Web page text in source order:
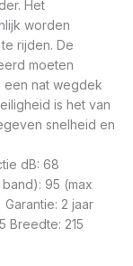
Het
worden
rijden. De
moeten
nat wegdek
is het van
snelheid en
dB: 68
95 (max
2 jaar
Breedte: 215